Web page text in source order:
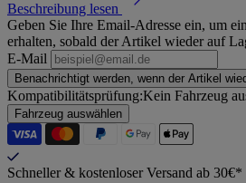
Beschreibung lesen
Geben Sie Ihre Email-Adresse ein, um
erhalten, sobald der Artikel wieder auf
E-Mail
Benachrichtigt werden, wenn der Artikel
Kompatibilitätsprüfung:Kein Fahrzeug
Fahrzeug auswählen
Schneller & kostenloser Versand ab 30€*